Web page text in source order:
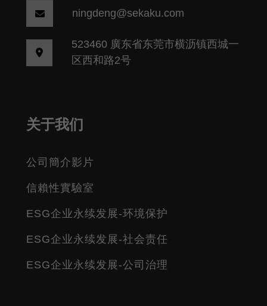
ningdeng@sekaku.com
523460 廣东省东莞市横沥镇西城一
区西和路2号
关于我们
公司簡介影片
信賴性實驗室
ESG企业永续发展-环境保护
ESG企业永续发展-社会责任
ESG企业永续发展-公司治理